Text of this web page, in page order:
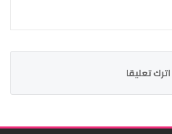
اترك تعليقا